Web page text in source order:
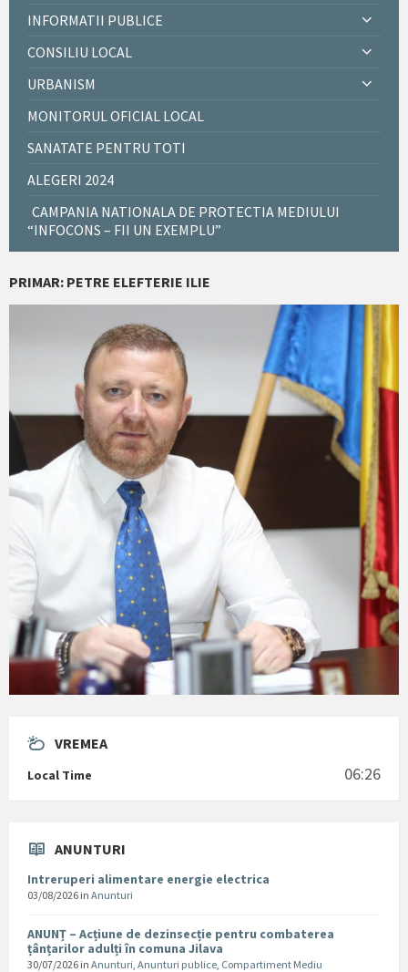
INFORMATII PUBLICE
CONSILIU LOCAL
URBANISM
MONITORUL OFICIAL LOCAL
SANATATE PENTRU TOTI
ALEGERI 2024
CAMPANIA NATIONALA DE PROTECTIA MEDIULUI
“INFOCONS – FII UN EXEMPLU”
PRIMAR: PETRE ELEFTERIE ILIE
VREMEA
Local Time 06:26
ANUNTURI
Intreruperi alimentare energie electrica
03/08/2026 in Anunturi
ANUNȚ – Acțiune de dezinsecție pentru combaterea
țânțarilor adulți în comuna Jilava
30/07/2026 in Anunturi, Anunturi publice, Compartiment Mediu